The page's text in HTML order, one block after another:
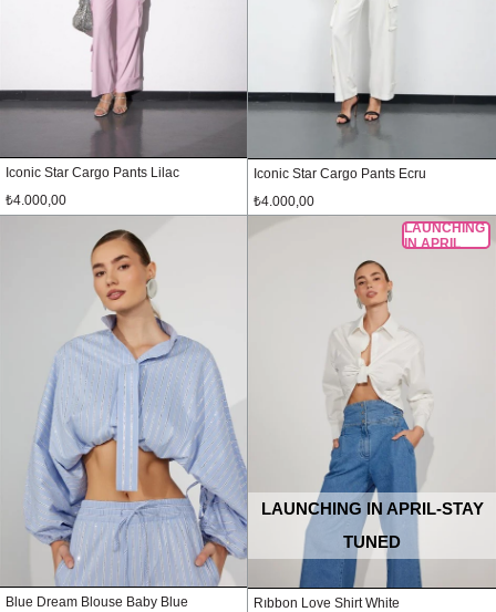
Iconic Star Cargo Pants Lilac
₺4.000,00
Iconic Star Cargo Pants Ecru
₺4.000,00
Blue Dream Blouse Baby Blue
Rıbbon Love Shirt White
LAUNCHING IN APRIL-STAY
TUNED
LAUNCHING
IN APRIL